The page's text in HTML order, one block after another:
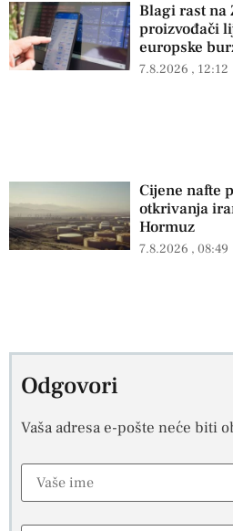
Blagi rast na
proizvođači
europske
7.8.2026 12:12
Cijene nafte
otkrivanja
Hormuz
7.8.2026 08:49
Odgovori
Vaša adresa e-pošte neće biti